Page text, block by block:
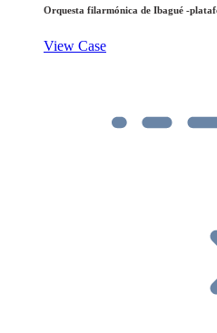
Orquesta filarmónica de Ibagué -
View Case